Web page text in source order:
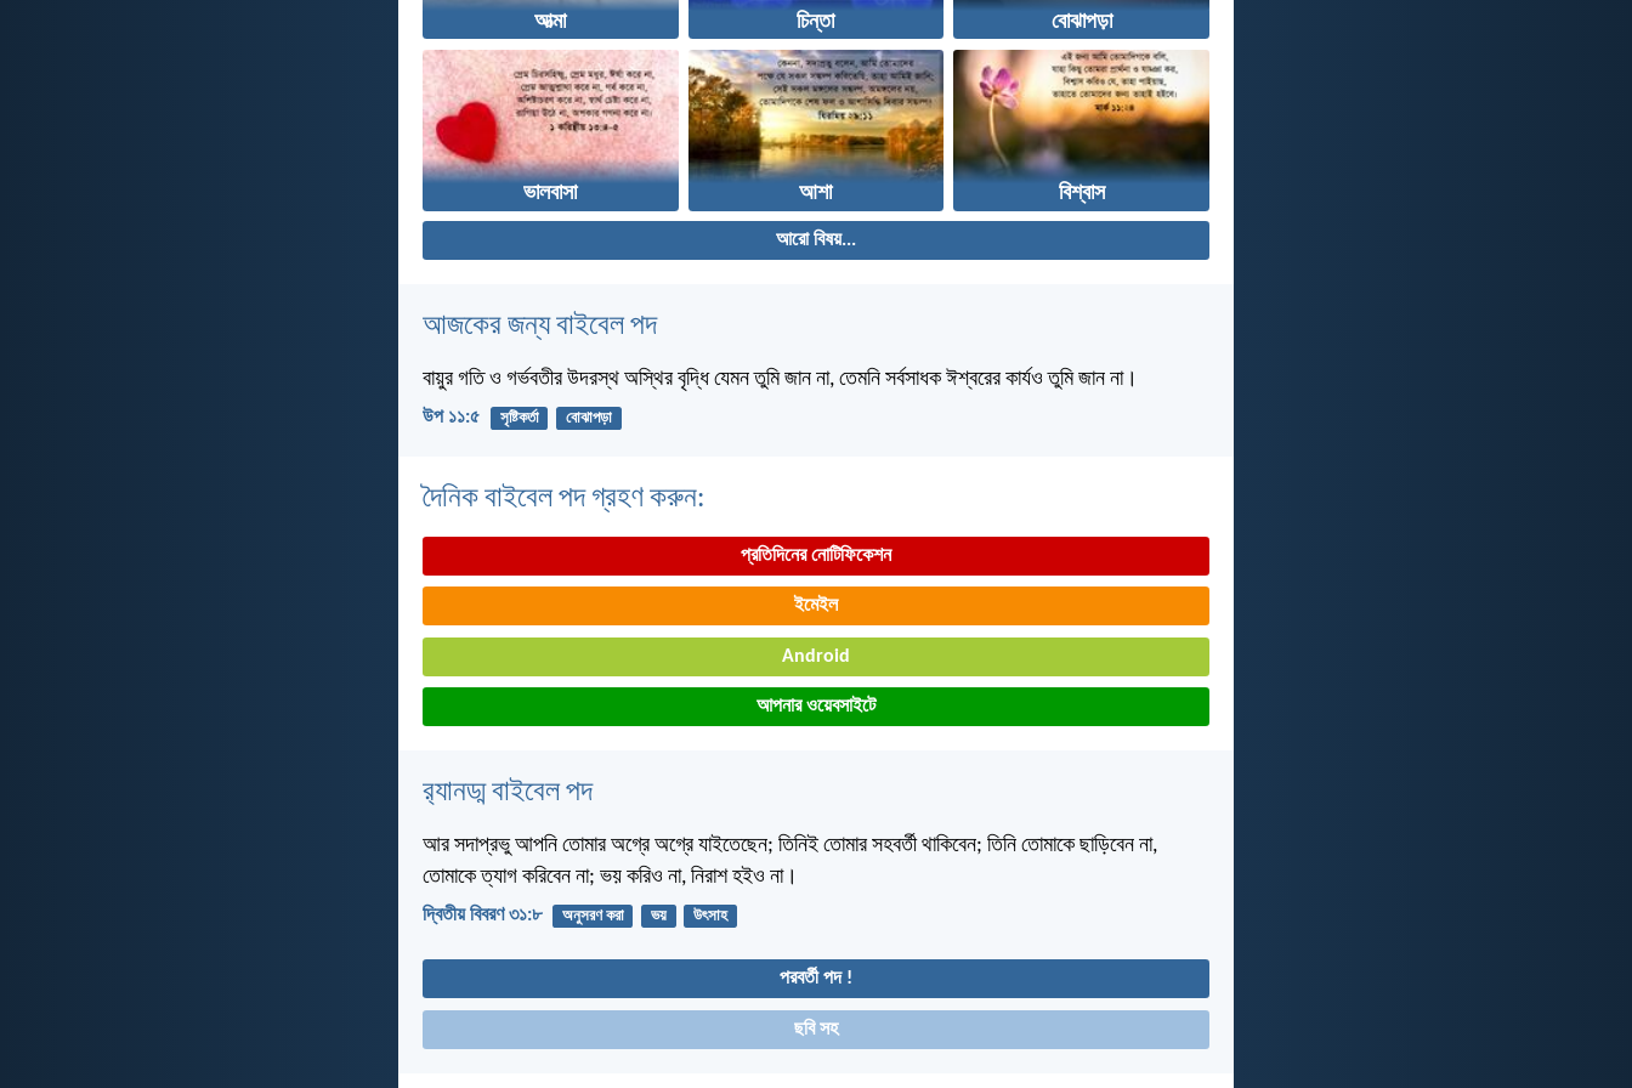
আত্মা চিন্তা বোঝাপড়া
ভালবাসা আশা বিশ্বাস
আরো বিষয়...
আজকের জন্য বাইবেল পদ
বায়ুর গতি ও গর্ভবতীর উদরস্থ অস্থির বৃদ্ধি যেমন তুমি জান না, তেমনি সর্বসাধক ঈশ্বরের কার্যও তুমি জান না।
উপ ১১:৫ সৃষ্টিকর্তা বোঝাপড়া
দৈনিক বাইবেল পদ গ্রহণ করুন:
প্রতিদিনের নোটিফিকেশন
ইমেইল
Android
আপনার ওয়েবসাইটে
র‌্যানড্ম বাইবেল পদ
আর সদাপ্রভু আপনি তোমার অগ্রে অগ্রে যাইতেছেন; তিনিই তোমার সহবর্তী থাকিবেন; তিনি তোমাকে ছাড়িবেন না,
তোমাকে ত্যাগ করিবেন না; ভয় করিও না, নিরাশ হইও না।
দ্বিতীয় বিবরণ ৩১:৮ অনুসরণ করা ভয় উৎসাহ
পরবর্তী পদ !
ছবি সহ